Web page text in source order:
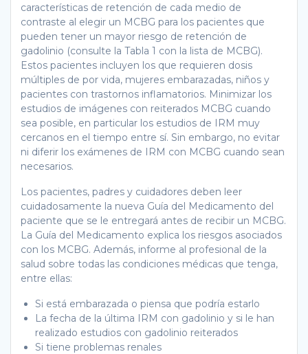
características de retención de cada medio de
contraste al elegir un MCBG para los pacientes que
pueden tener un mayor riesgo de retención de
gadolinio (consulte la Tabla 1 con la lista de MCBG).
Estos pacientes incluyen los que requieren dosis
múltiples de por vida, mujeres embarazadas, niños y
pacientes con trastornos inflamatorios. Minimizar los
estudios de imágenes con reiterados MCBG cuando
sea posible, en particular los estudios de IRM muy
cercanos en el tiempo entre sí. Sin embargo, no evitar
ni diferir los exámenes de IRM con MCBG cuando sean
necesarios.
Los pacientes, padres y cuidadores deben leer
cuidadosamente la nueva Guía del Medicamento del
paciente que se le entregará antes de recibir un MCBG.
La Guía del Medicamento explica los riesgos asociados
con los MCBG. Además, informe al profesional de la
salud sobre todas las condiciones médicas que tenga,
entre ellas:
Si está embarazada o piensa que podría estarlo
La fecha de la última IRM con gadolinio y si le han
realizado estudios con gadolinio reiterados
Si tiene problemas renales